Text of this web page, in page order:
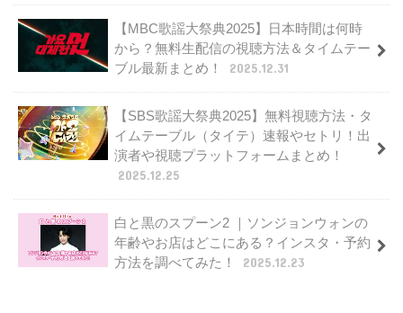
【MBC歌謡大祭典2025】日本時間は何時
から？無料生配信の視聴方法＆タイムテー
ブル最新まとめ！
2025.12.31
【SBS歌謡大祭典2025】無料視聴方法・タ
イムテーブル（タイテ）速報やセトリ！出
演者や視聴プラットフォームまとめ！
2025.12.25
白と黒のスプーン2 ｜ソンジョンウォンの
年齢やお店はどこにある？インスタ・予約
方法を調べてみた！
2025.12.23